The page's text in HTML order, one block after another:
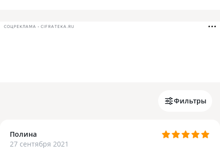
СОЦРЕКЛАМА • CIFRATEKA.RU
Фильтры
Полина
27 сентября 2021